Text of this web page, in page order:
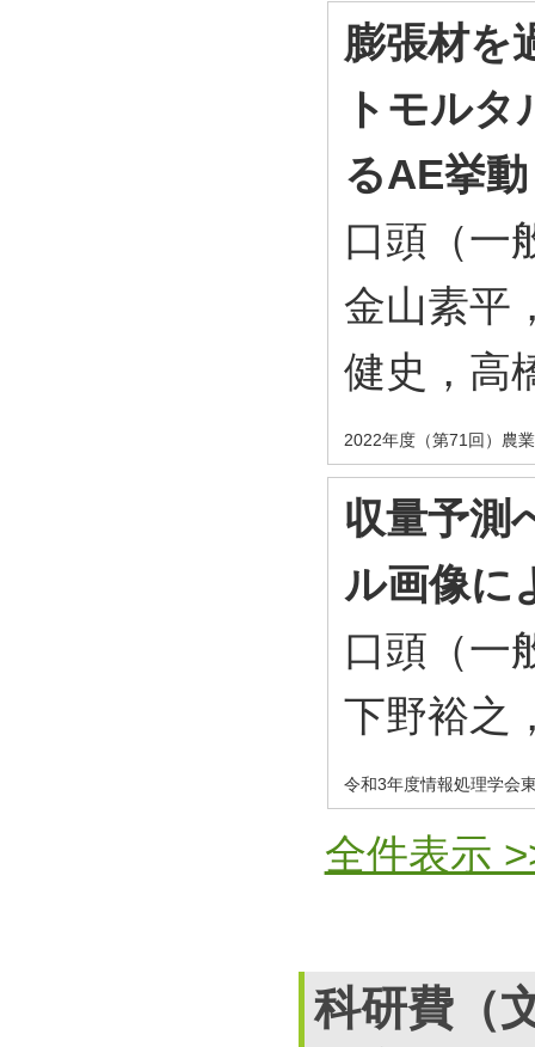
膨張材を
トモル
るAE挙動
口頭（一
金山素平
健史，高
2022年度（第71回）農
収量予測
ル画像に
口頭（一
下野裕之
令和3年度情報処理学会
全件表示
科研費（